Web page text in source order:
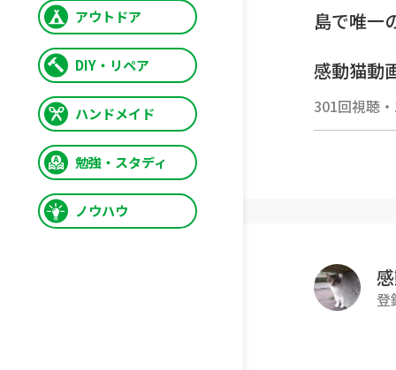
アウトドア
DIY・リペア
ハンドメイド
勉強・スタディ
ノウハウ
島で唯一
感動猫動
動画の再
ぜひご覧
野良猫探
三毛猫、
が大集合
301回視聴 ・
登